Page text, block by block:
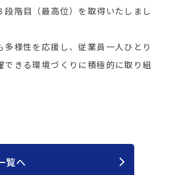
段階目（最高位）を取得いたしまし
多様性を応援し、従業員一人ひとり
できる環境づくりに積極的に取り組
覧へ